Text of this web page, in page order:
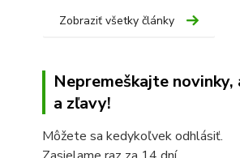
Zobraziť všetky články
Nepremeškajte novinky,
a zľavy!
Môžete sa kedykoľvek odhlásiť.